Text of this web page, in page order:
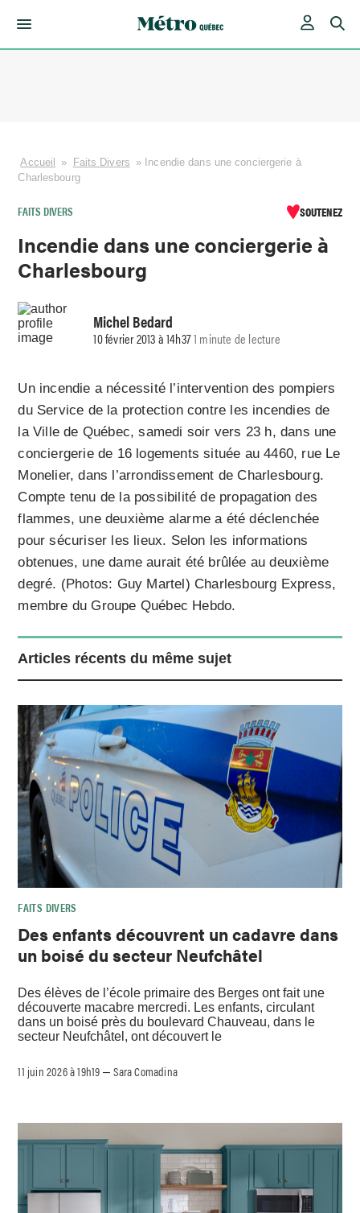
Accueil » Faits Divers » Incendie dans une conciergerie à
Charlesbourg
FAITS DIVERS SOUTENEZ
Incendie dans une conciergerie à
Charlesbourg
Michel Bedard
10 février 2013 à 14h371 minute de lecture
Un incendie a nécessité l’intervention des pompiers
du Service de la protection contre les incendies de
la Ville de Québec, samedi soir vers 23 h, dans une
conciergerie de 16 logements située au 4460, rue Le
Monelier, dans l’arrondissement de Charlesbourg.
Compte tenu de la possibilité de propagation des
flammes, une deuxième alarme a été déclenchée
pour sécuriser les lieux. Selon les informations
obtenues, une dame aurait été brûlée au deuxième
degré. (Photos: Guy Martel) Charlesbourg Express,
membre du Groupe Québec Hebdo.
Articles récents du même sujet
FAITS DIVERS
Des enfants découvrent un cadavre dans
un boisé du secteur Neufchâtel
Des élèves de l’école primaire des Berges ont fait une
découverte macabre mercredi. Les enfants, circulant
dans un boisé près du boulevard Chauveau, dans le
secteur Neufchâtel, ont découvert le
11 juin 2026 à 19h19 –Sara Comadina